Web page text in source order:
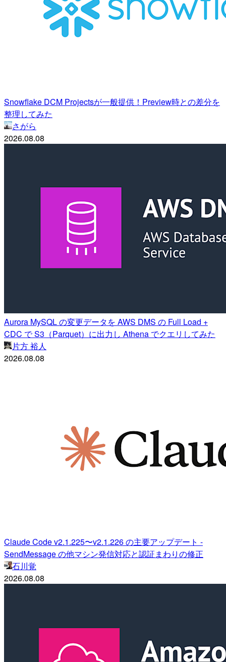
Snowflake DCM Projectsが一般提供！Preview時との差分を
整理してみた
さがら
2026.08.08
Aurora MySQL の変更データを AWS DMS の Full Load +
CDC で S3（Parquet）に出力し Athena でクエリしてみた
片方 裕人
2026.08.08
Claude Code v2.1.225〜v2.1.226 の主要アップデート -
SendMessage の他マシン発信対応と認証まわりの修正
石川覚
2026.08.08